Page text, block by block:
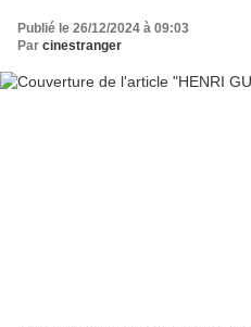
Publié le 26/12/2024 à 09:03
Par cinestranger